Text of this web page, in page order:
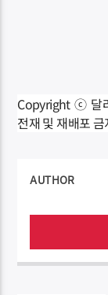
Copyright ⓒ 달
전재 및 재배포 금
AUTHOR